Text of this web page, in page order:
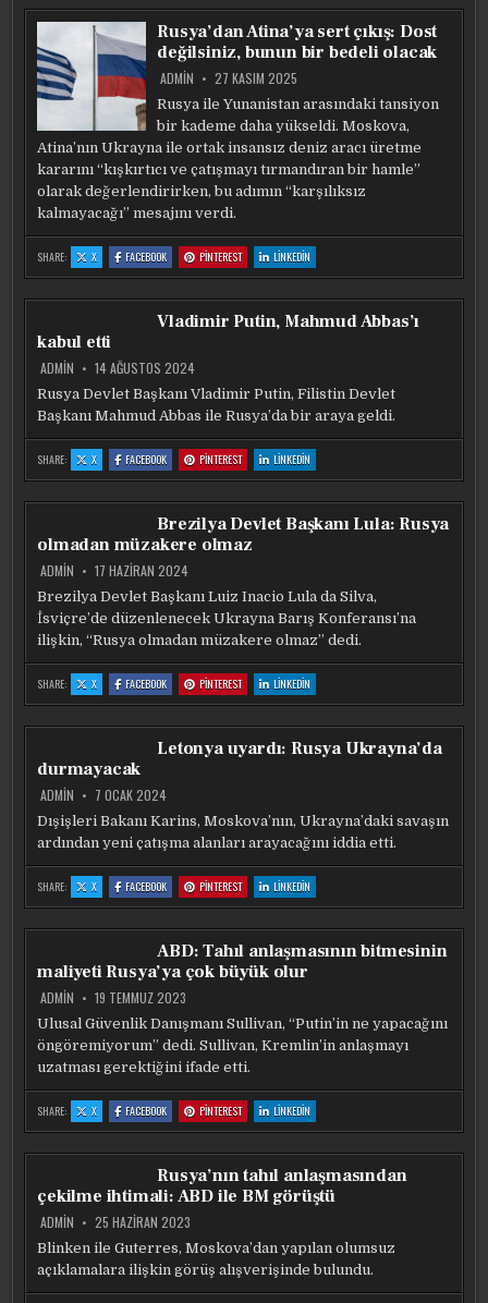
ANLAMLI
BIR
UZLAŞMAYA
VARILAMADI
ANLAMLI
UZLAŞMAYA
VARILAMADI
ANLAMLI
UZLAŞMAYA
VARILAMADI
ANLAMLI
UZLAŞMAYA
VARILAMADI
Rusya’dan Atina’ya sert çıkış: Dost
değilsiniz, bunun bir bedeli olacak
ADMIN 27 KASIM 2025
Rusya ile Yunanistan arasındaki tansiyon
bir kademe daha yükseldi. Moskova,
Atina’nın Ukrayna ile ortak insansız deniz aracı üretme
kararını “kışkırtıcı ve çatışmayı tırmandıran bir hamle”
olarak değerlendirirken, bu adımın “karşılıksız
kalmayacağı” mesajını verdi.
SHARE: X:
RUSYA’DAN
ATINA’YA
ÇIKIŞ:
BUNUN
BIR
OLACAK
FACEBOOK:
RUSYA’DAN
ATINA’YA
ÇIKIŞ:
DEĞILSINIZ,
BUNUN
OLACAK
PINTEREST:
RUSYA’DAN
ATINA’YA
ÇIKIŞ:
DEĞILSINIZ,
BUNUN
LINKEDIN
RUSYA’DAN
ATINA’YA
ÇIKIŞ:
DEĞILSINIZ,
BUNUN
Vladimir Putin, Mahmud Abbas’ı
kabul etti
ADMIN 14 AĞUSTOS 2024
Rusya Devlet Başkanı Vladimir Putin, Filistin Devlet
Başkanı Mahmud Abbas ile Rusya’da bir araya geldi.
SHARE: X:
VLADIMIR
PUTIN,
ABBAS’I
FACEBOOK:
VLADIMIR
PUTIN,
ABBAS’I
ETTI
PINTEREST:
VLADIMIR
PUTIN,
ABBAS’I
ETTI
LINKEDIN
VLADIMIR
PUTIN,
ABBAS’I
ETTI
Brezilya Devlet Başkanı Lula: Rusya
olmadan müzakere olmaz
ADMIN 17 HAZIRAN 2024
Brezilya Devlet Başkanı Luiz Inacio Lula da Silva,
İsviçre’de düzenlenecek Ukrayna Barış Konferansı’na
ilişkin, “Rusya olmadan müzakere olmaz” dedi.
SHARE: X:
BREZILYA
DEVLET
LULA:
MÜZAKERE
OLMAZ
FACEBOOK:
BREZILYA
DEVLET
LULA:
OLMADAN
MÜZAKERE
PINTEREST:
BREZILYA
DEVLET
LULA:
OLMADAN
MÜZAKERE
LINKEDIN
BREZILYA
DEVLET
LULA:
OLMADAN
MÜZAKERE
Letonya uyardı: Rusya Ukrayna’da
durmayacak
ADMIN 7 OCAK 2024
Dışişleri Bakanı Karins, Moskova’nın, Ukrayna’daki savaşın
ardından yeni çatışma alanları arayacağını iddia etti.
SHARE: X:
LETONYA
UYARDI:
UKRAYNA’DA
FACEBOOK:
LETONYA
UYARDI:
UKRAYNA’DA
PINTEREST:
LETONYA
UYARDI:
UKRAYNA’DA
LINKEDIN
LETONYA
UYARDI:
UKRAYNA’DA
ABD: Tahıl anlaşmasının bitmesinin
maliyeti Rusya’ya çok büyük olur
ADMIN 19 TEMMUZ 2023
Ulusal Güvenlik Danışmanı Sullivan, “Putin’in ne yapacağını
öngöremiyorum” dedi. Sullivan, Kremlin’in anlaşmayı
uzatması gerektiğini ifade etti.
SHARE: X:
ABD:
TAHIL
BITMESININ
ÇOK
BÜYÜK
FACEBOOK:
ABD:
TAHIL
BITMESININ
RUSYA’YA
ÇOK
BÜYÜK
PINTEREST:
ABD:
TAHIL
BITMESININ
RUSYA’YA
ÇOK
BÜYÜK
LINKEDIN
ABD:
TAHIL
BITMESININ
RUSYA’YA
ÇOK
BÜYÜK
OLUR
Rusya’nın tahıl anlaşmasından
çekilme ihtimali: ABD ile BM görüştü
ADMIN 25 HAZIRAN 2023
Blinken ile Guterres, Moskova’dan yapılan olumsuz
açıklamalara ilişkin görüş alışverişinde bulundu.